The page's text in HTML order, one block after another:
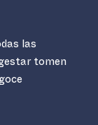
las
tomen